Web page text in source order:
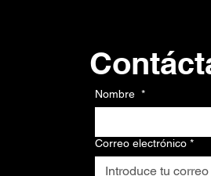
Contacto
Nombre *
Correo electrónico *